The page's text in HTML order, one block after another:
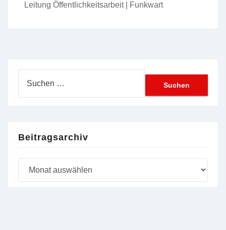
Leitung Öffentlichkeitsarbeit | Funkwart
Beitragsarchiv